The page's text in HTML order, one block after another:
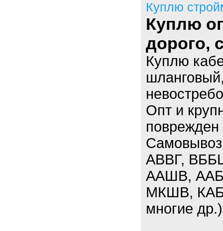
Куплю
Куплю
дорого,
Куплю
Опт и
поврежден
АВВГ,
ААШВ,
МКШВ,
многие